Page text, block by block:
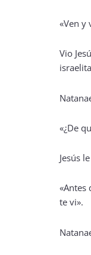
«Ven y
Vio
«¿De
Jesús
«Antes
te vi».